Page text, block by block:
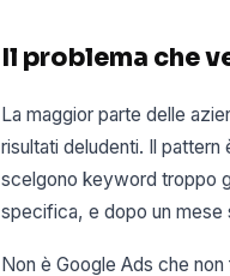
Il problema che
La maggior parte delle
risultati deludenti. Il pattern
scelgono keyword troppo
specifica, e dopo un mese
Non è Google Ads che